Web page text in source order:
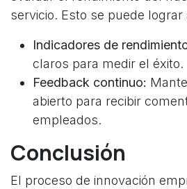
servicio. Esto se puede lograr
Indicadores de
claros para medir el éxito.
Feedback continuo:
abierto para recibir
empleados.
Conclusión
El proceso de innovación